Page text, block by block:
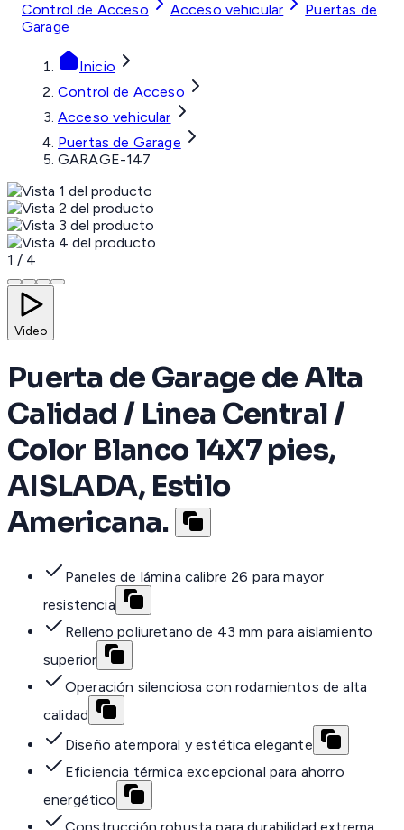
Control de Acceso Acceso vehicular
Puertas de
Garage
Inicio
Control de Acceso
Acceso vehicular
Puertas de Garage
GARAGE-147
1 / 4
Video
Puerta de Garage de Alta
Calidad / Linea Central /
Color Blanco 14X7 pies,
AISLADA, Estilo
Americana.
Paneles de lámina calibre 26 para mayor
resistencia
Relleno poliuretano de 43 mm para aislamiento
superior
Operación silenciosa con rodamientos de alta
calidad
Diseño atemporal y estética elegante
Eficiencia térmica excepcional para ahorro
energético